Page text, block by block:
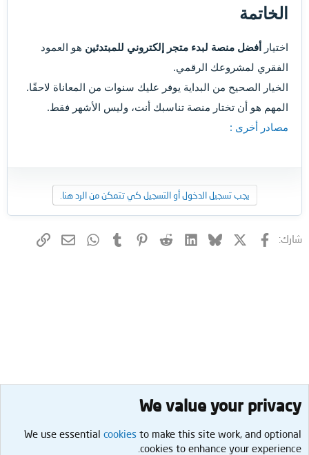
الخاتمة​
اختيار أفضل منصة لبدء متجر إلكتروني للمبتدئين هو العمود
الفقري لمشروعك الرقمي.
الخيار الصحيح من البداية يوفر عليك سنوات من المعاناة لاحقًا.
المهم هو أن تختار منصة تناسبك أنت، وليس الأشهر فقط.
مصادر أخرى :
يجب تسجيل الدخول أو التسجيل كي تتمكن من الرد هنا.
شارك: فيسبوك X (Twitter)
Bluesky
LinkedIn
Reddit
Pinterest
Tumblr
WhatsApp
البريد
التسويق
We value your privacy
We use essential cookies to make this site work, and optional
cookies to enhance your experience.